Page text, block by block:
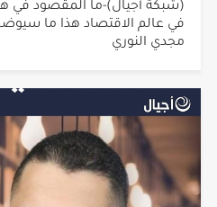
(شبكة أجيال)-ما المقصود في
في عالم الاقتصاد هذا ما
مجدي النوري